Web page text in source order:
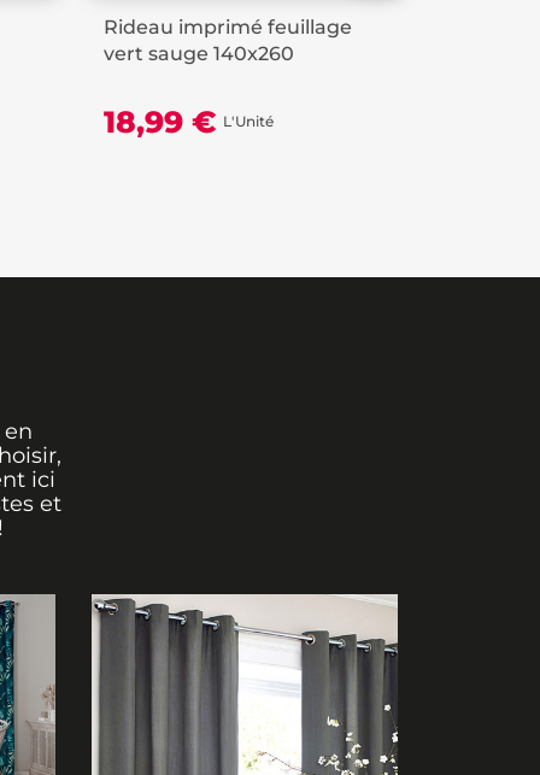
Rideau imprimé feuillage
vert sauge 140x260
18,99 € L'Unité
ici
et